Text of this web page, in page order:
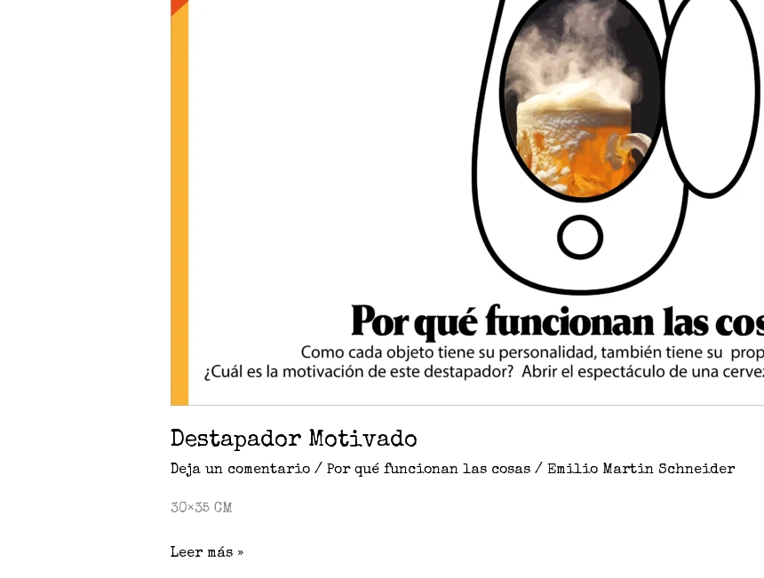
Destapador Motivado
Deja un comentario / Por qué funcionan las cosas / Emilio Martin Schneider
30×35 CM
Leer más »